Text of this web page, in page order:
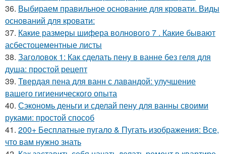
36. Выбираем правильное основание для кровати. Виды
оснований для кровати:
37. Какие размеры шифера волнового 7 . Какие бывают
асбестоцементные листы
38. Заголовок 1: Как сделать пену в ванне без геля для
душа: простой рецепт
39. Твердая пена для ванн с лавандой: улучшение
вашего гигиенического опыта
40. Сэкономь деньги и сделай пену для ванны своими
руками: простой способ
41. 200+ Бесплатные пугало & Пугать изображения: Все,
что вам нужно знать